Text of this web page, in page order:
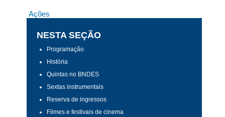
Ações
NESTA SEÇÃO
Programação
História
Quintas no BNDES
Sextas instrumentais
Reserva de ingressos
Filmes e festivais de cinema